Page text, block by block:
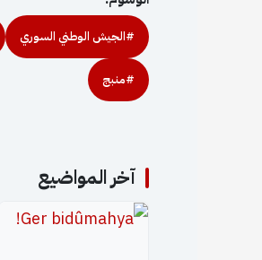
#الجيش الوطني السوري
#منبج
آخر المواضيع